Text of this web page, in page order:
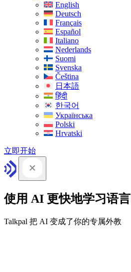
English
Deutsch
Français
Español
Italiano
Nederlands
Suomi
Svenska
Čeština
日本語
हिंदी
한국어
Українська
Polski
Hrvatski
立即开始
使用 AI 更快地学习语言
Talkpal 把 AI 变成了你的专属外教